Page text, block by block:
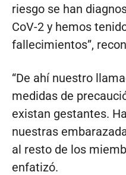
riesgo se han
CoV-2 y hemos
fallecimientos”,
“De ahí nuestro
medidas de
existan gestantes.
nuestras
al resto de los
enfatizó.